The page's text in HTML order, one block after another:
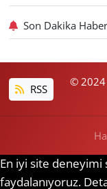
Son Dakika
RSS
© 2024
En iyi site deneyimi
faydalanıyoruz.